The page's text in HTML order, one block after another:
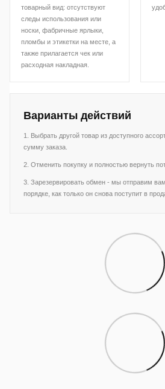
товарный вид: отсутствуют
следы использования или
носки, фабричные ярлыки,
пломбы и этикетки на месте, а
также прилагается чек или
расходная накладная.
Варианты действий
1. Выбрать другой товар из доступного
сумму заказа.
2. Отменить покупку и полностью вернуть
3. Зарезервировать обмен - мы отправим
порядке, как только он снова поступит в